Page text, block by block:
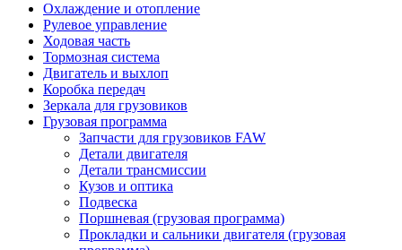
Охлаждение и отопление
Рулевое управление
Ходовая часть
Тормозная система
Двигатель и выхлоп
Коробка передач
Зеркала для грузовиков
Грузовая программа
Запчасти для грузовиков FAW
Детали двигателя
Детали трансмиссии
Кузов и оптика
Подвеска
Поршневая (грузовая программа)
Прокладки и сальники двигателя (грузовая